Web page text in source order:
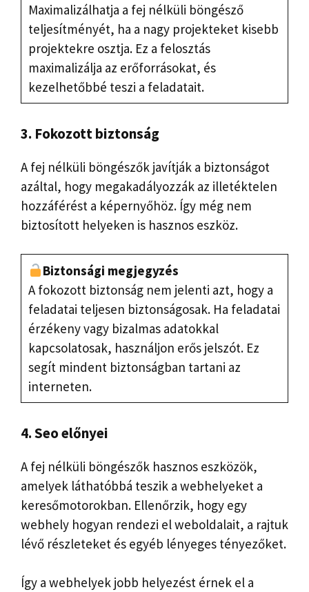
Maximalizálhatja a fej nélküli böngésző
teljesítményét, ha a nagy projekteket kisebb
projektekre osztja. Ez a felosztás
maximalizálja az erőforrásokat, és
kezelhetőbbé teszi a feladatait.
3. Fokozott biztonság
A fej nélküli böngészők javítják a biztonságot
azáltal, hogy megakadályozzák az illetéktelen
hozzáférést a képernyőhöz. Így még nem
biztosított helyeken is hasznos eszköz.
Biztonsági megjegyzés
A fokozott biztonság nem jelenti azt, hogy a
feladatai teljesen biztonságosak. Ha feladatai
érzékeny vagy bizalmas adatokkal
kapcsolatosak, használjon erős jelszót. Ez
segít mindent biztonságban tartani az
interneten.
4. Seo előnyei
A fej nélküli böngészők hasznos eszközök,
amelyek láthatóbbá teszik a webhelyeket a
keresőmotorokban. Ellenőrzik, hogy egy
webhely hogyan rendezi el weboldalait, a rajtuk
lévő részleteket és egyéb lényeges tényezőket.
Így a webhelyek jobb helyezést érnek el a